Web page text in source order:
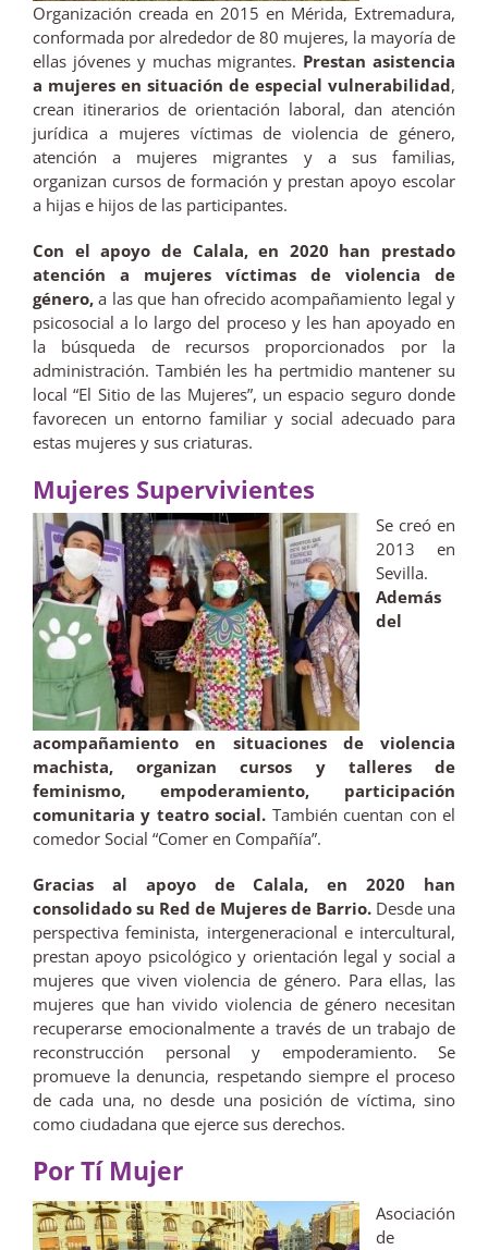
Organización creada en 2015 en Mérida, Extremadura,
conformada por alrededor de 80 mujeres, la mayoría de
ellas jóvenes y muchas migrantes. Prestan asistencia
a mujeres en situación de especial vulnerabilidad,
crean itinerarios de orientación laboral, dan atención
jurídica a mujeres víctimas de violencia de género,
atención a mujeres migrantes y a sus familias,
organizan cursos de formación y prestan apoyo escolar
a hijas e hijos de las participantes.
Con el apoyo de Calala, en 2020 han prestado
atención a mujeres víctimas de violencia de
género, a las que han ofrecido acompañamiento legal y
psicosocial a lo largo del proceso y les han apoyado en
la búsqueda de recursos proporcionados por la
administración. También les ha pertmidio mantener su
local “El Sitio de las Mujeres”, un espacio seguro donde
favorecen un entorno familiar y social adecuado para
estas mujeres y sus criaturas.
Mujeres Supervivientes
Se creó en
2013 en
Sevilla.
Además
del
acompañamiento en situaciones de violencia
machista, organizan cursos y talleres de
feminismo, empoderamiento, participación
comunitaria y teatro social. También cuentan con el
comedor Social “Comer en Compañía”.
Gracias al apoyo de Calala, en 2020 han
consolidado su Red de Mujeres de Barrio. Desde una
perspectiva feminista, intergeneracional e intercultural,
prestan apoyo psicológico y orientación legal y social a
mujeres que viven violencia de género. Para ellas, las
mujeres que han vivido violencia de género necesitan
recuperarse emocionalmente a través de un trabajo de
reconstrucción personal y empoderamiento. Se
promueve la denuncia, respetando siempre el proceso
de cada una, no desde una posición de víctima, sino
como ciudadana que ejerce sus derechos.
Por Tí Mujer
Asociación
de